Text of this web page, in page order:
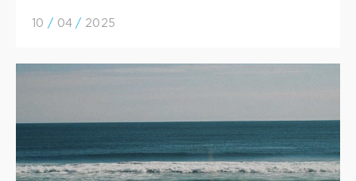
10 / 04 / 2025